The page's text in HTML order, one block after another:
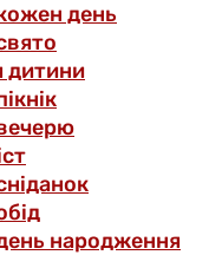
день
дитини
народження